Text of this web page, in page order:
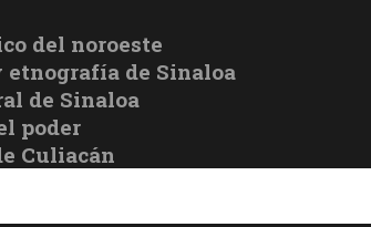
del noroeste
de Sinaloa
de Sinaloa
poder
Culiacán